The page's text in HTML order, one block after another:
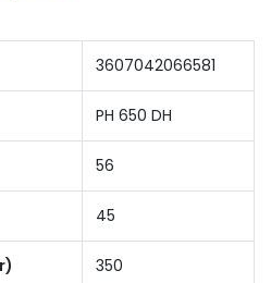
3607042066581
PH 650 DH
56
45
350